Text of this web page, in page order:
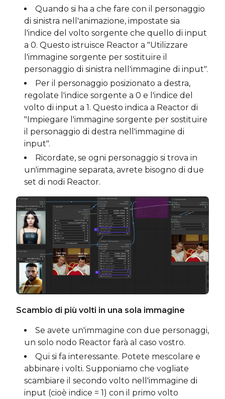
Quando si ha a che fare con il personaggio
di sinistra nell'animazione, impostate sia
l'indice del volto sorgente che quello di input
a 0. Questo istruisce Reactor a "Utilizzare
l'immagine sorgente per sostituire il
personaggio di sinistra nell'immagine di input".
Per il personaggio posizionato a destra,
regolate l'indice sorgente a 0 e l'indice del
volto di input a 1. Questo indica a Reactor di
"Impiegare l'immagine sorgente per sostituire
il personaggio di destra nell'immagine di
input".
Ricordate, se ogni personaggio si trova in
un'immagine separata, avrete bisogno di due
set di nodi Reactor.
Scambio di più volti in una sola immagine
Se avete un'immagine con due personaggi,
un solo nodo Reactor farà al caso vostro.
Qui si fa interessante. Potete mescolare e
abbinare i volti. Supponiamo che vogliate
scambiare il secondo volto nell'immagine di
input (cioè indice = 1) con il primo volto